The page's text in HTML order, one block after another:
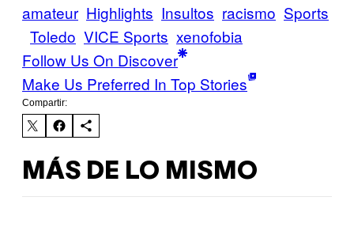
amateur Highlights Insultos racismo Sports
Toledo VICE Sports xenofobia
Follow Us On Discover
Make Us Preferred In Top Stories
Compartir:
MÁS DE LO MISMO